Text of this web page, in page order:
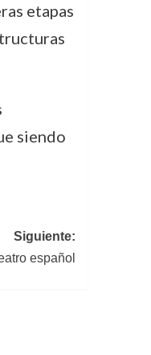
etapas
siendo
Siguiente:
español